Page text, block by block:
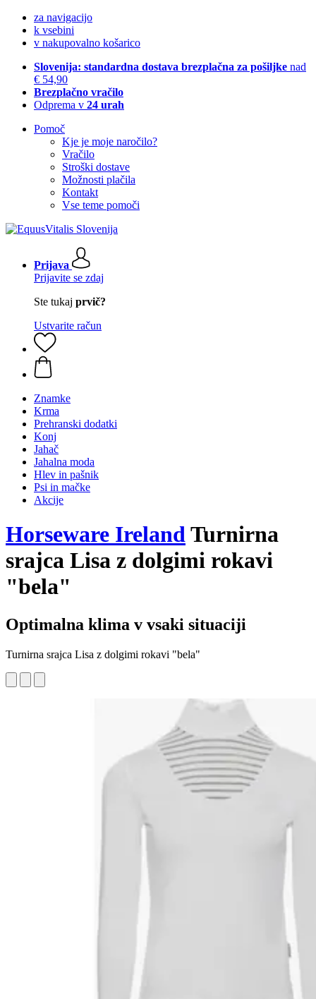
za navigacijo
k vsebini
v nakupovalno košarico
Slovenija: standardna dostava brezplačna za pošiljke nad
€ 54,90
Brezplačno vračilo
Odprema v 24 urah
Pomoč
Kje je moje naročilo?
Vračilo
Stroški dostave
Možnosti plačila
Kontakt
Vse teme pomoči
Prijava
Prijavite se zdaj
Ste tukaj prvič?
Ustvarite račun
Znamke
Krma
Prehranski dodatki
Konj
Jahač
Jahalna moda
Hlev in pašnik
Psi in mačke
Akcije
Horseware IrelandTurnirna
srajca Lisa z dolgimi rokavi
"bela"
Optimalna klima v vsaki situaciji
Turnirna srajca Lisa z dolgimi rokavi "bela"